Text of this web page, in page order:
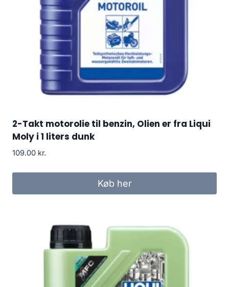
2-Takt motorolie til benzin, Olien er fra Liqui
Moly i 1 liters dunk
109.00 kr.
Køb her